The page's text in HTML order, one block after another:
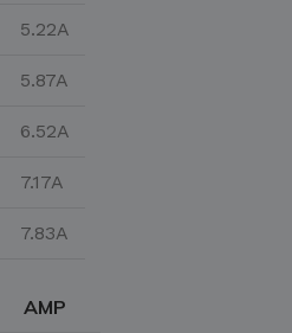
5.22A
5.87A
6.52A
7.17A
7.83A
AMP